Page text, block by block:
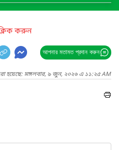
করুন
আপনার মতামত প্রদান করুন
হয়েছে: মঙ্গলবার, ৯ জুন, ২০২৬ এ ১১:২৫ AM